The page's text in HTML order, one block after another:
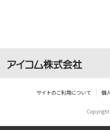
せんのでご了承くだ
告なく改良及び変更
ダウンロードサービ
サイトのご利用について 個